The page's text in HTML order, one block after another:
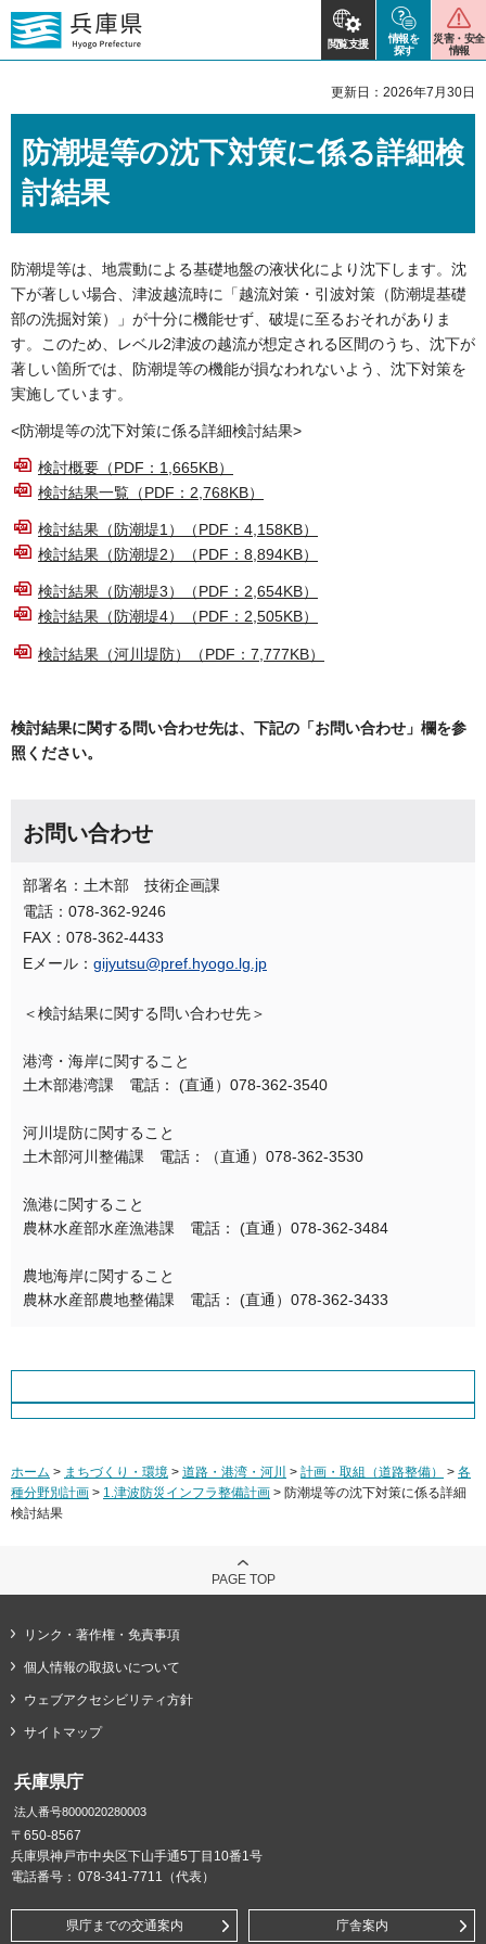
閲覧支援
情報を
探す
災害・安全
情報
更新日：2026年7月30日
防潮堤等の沈下対策に係る詳細検
討結果
防潮堤等は、地震動による基礎地盤の液状化により沈下します。沈
下が著しい場合、津波越流時に「越流対策・引波対策（防潮堤基礎
部の洗掘対策）」が十分に機能せず、破堤に至るおそれがありま
す。このため、レベル2津波の越流が想定される区間のうち、沈下が
著しい箇所では、防潮堤等の機能が損なわれないよう、沈下対策を
実施しています。
<防潮堤等の沈下対策に係る詳細検討結果>
検討概要（PDF：1,665KB）
検討結果一覧（PDF：2,768KB）
検討結果（防潮堤1）（PDF：4,158KB）
検討結果（防潮堤2）（PDF：8,894KB）
検討結果（防潮堤3）（PDF：2,654KB）
検討結果（防潮堤4）（PDF：2,505KB）
検討結果（河川堤防）（PDF：7,777KB）
検討結果に関する問い合わせ先は、下記の「お問い合わせ」欄を参
照ください。
お問い合わせ
部署名：土木部 技術企画課
電話：078-362-9246
FAX：078-362-4433
Eメール： gijyutsu@pref.hyogo.lg.jp
＜検討結果に関する問い合わせ先＞
港湾・海岸に関すること
土木部港湾課 電話： (直通）078-362-3540
河川堤防に関すること
土木部河川整備課 電話：（直通）078-362-3530
漁港に関すること
農林水産部水産漁港課 電話： (直通）078-362-3484
農地海岸に関すること
農林水産部農地整備課 電話： (直通）078-362-3433
ホーム > まちづくり・環境 > 道路・港湾・河川 > 計画・取組（道路整備） > 各
種分野別計画 > 1.津波防災インフラ整備計画 > 防潮堤等の沈下対策に係る詳細
検討結果
PAGE TOP
リンク・著作権・免責事項
個人情報の取扱いについて
ウェブアクセシビリティ方針
サイトマップ
兵庫県庁
法人番号8000020280003
〒650-8567
兵庫県神戸市中央区下山手通5丁目10番1号
電話番号： 078-341-7711（代表）
県庁までの交通案内 庁舎案内